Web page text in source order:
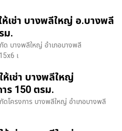
ห้เช่า บางพลีใหญ่ อ.บางพลี
ม.
ด บางพลีใหญ่ อำเภอบางพลี
เ
ห้เช่า บางพลีใหญ่
ร 150 ตรม.
โครงการ บางพลีใหญ่ อำเภอบางพลี